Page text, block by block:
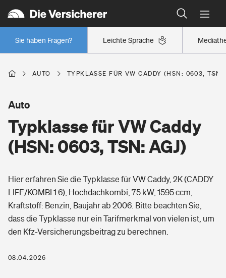
Leichte Sprache
Sie haben Fragen?
Wer versichert was: Jetzt Versicherer finden
Regionalklassen: So ist Ihre Region eingestuft
Wer versichert was: Jetzt Versicherer finden
Berufsunfähigkeitsversicherung
Erwerbsunfähigkeitsversicherung
Grundfähigkeitsversicherung
Arbeitsrechtsschutz
Berufshaftpflichtversicherung
Zur Übersicht
Wohnen
Elementarversicherung
Freizeit
Pri­vate Haft­pflicht­
Gesundheit
Private Krankenversicherung
AUTO TYPKLASSE FÜR VW CADDY (HSN: 0603, TSN:
Typklasse für VW Caddy
(HSN: 0603, TSN: AGJ)
Auto
Hier erfahren Sie die Typklasse für VW Caddy, 2K (CADDY
LIFE/KOMBI 1.6), Hochdachkombi, 75 kW, 1595 ccm,
Kraftstoff: Benzin, Baujahr ab 2006. Bitte beachten Sie,
dass die Typklasse nur ein Tarifmerkmal von vielen ist, um
den Kfz-Versicherungsbeitrag zu berechnen.
08.04.2026